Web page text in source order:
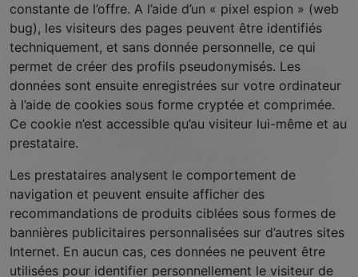
constante de l’offre. A l’aide d’un « pixel espion » (web
bug), les visiteurs des pages peuvent être identifiés
techniquement, et sans donnée personnelle, ce qui
permet de créer des profils pseudonymisés. Les
données sont ensuite enregistrées sur votre ordinateur
à l’aide de cookies sous forme cryptée et comprimée.
Ce cookie n’est accessible qu’au visiteur lui-même et au
prestataire.
Les prestataires analysent le comportement de
navigation et peuvent ensuite afficher des
recommandations de produits ciblées sous formes de
bannières publicitaires personnalisées sur d’autres sites
Internet. En aucun cas, ces données ne peuvent être
utilisées pour identifier personnellement le visiteur de